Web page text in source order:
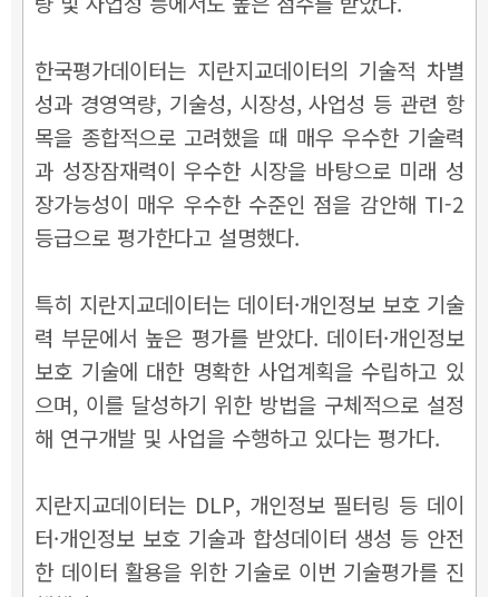
한국평가데이터는 지란지교데이터의 기술적 차별
성과 경영역량, 기술성, 시장성, 사업성 등 관련 항
목을 종합적으로 고려했을 때 매우 우수한 기술력
과 성장잠재력이 우수한 시장을 바탕으로 미래 성
장가능성이 매우 우수한 수준인 점을 감안해 TI-2
등급으로 평가한다고 설명했다.
특히 지란지교데이터는 데이터·개인정보 보호 기술
력 부문에서 높은 평가를 받았다. 데이터·개인정보
보호 기술에 대한 명확한 사업계획을 수립하고 있
으며, 이를 달성하기 위한 방법을 구체적으로 설정
해 연구개발 및 사업을 수행하고 있다는 평가다.
지란지교데이터는 DLP, 개인정보 필터링 등 데이
터·개인정보 보호 기술과 합성데이터 생성 등 안전
한 데이터 활용을 위한 기술로 이번 기술평가를 진